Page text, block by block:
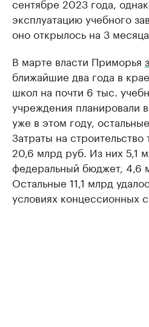
эксплуатацию учебного
оно открылось на 3
В марте власти Приморья
ближайшие два года в
школ на почти 6 тыс.
учреждения планировали
уже в этом году,
Затраты на строительство
20,6 млрд руб. Из них 5,1
федеральный бюджет, 4,6
Остальные 11,1 млрд
условиях концессионных